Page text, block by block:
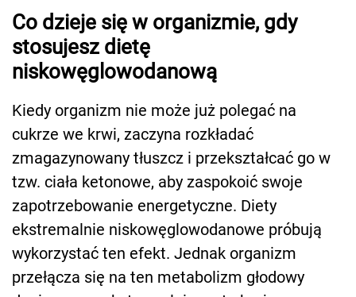
Co dzieje się w organizmie, gdy
stosujesz dietę
niskowęglowodanową
Kiedy organizm nie może już polegać na
cukrze we krwi, zaczyna rozkładać
zmagazynowany tłuszcz i przekształcać go w
tzw. ciała ketonowe, aby zaspokoić swoje
zapotrzebowanie energetyczne. Diety
ekstremalnie niskowęglowodanowe próbują
wykorzystać ten efekt. Jednak organizm
przełącza się na ten metabolizm głodowy